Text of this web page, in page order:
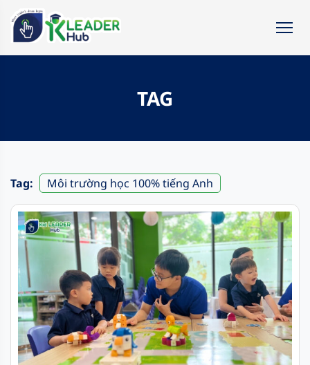
TAG
Tag: Môi trường học 100% tiếng Anh